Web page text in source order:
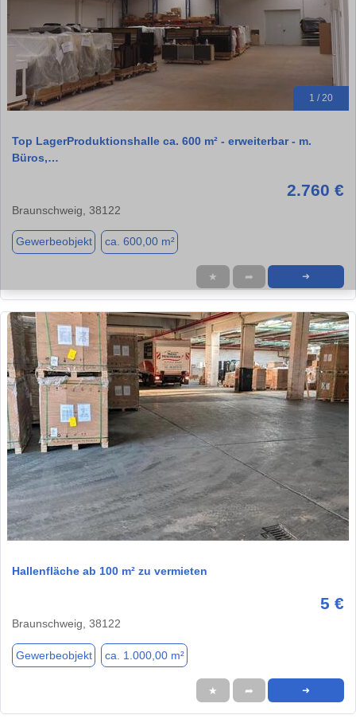
1 / 20
Top LagerProduktionshalle ca. 600 m² - erweiterbar - m.
Büros,…
2.760 €
Braunschweig, 38122
Gewerbeobjekt ca. 600,00 m²
★ ➦ ➜
1 / 1
Hallenfläche ab 100 m² zu vermieten
5 €
Braunschweig, 38122
Gewerbeobjekt ca. 1.000,00 m²
★ ➦ ➜